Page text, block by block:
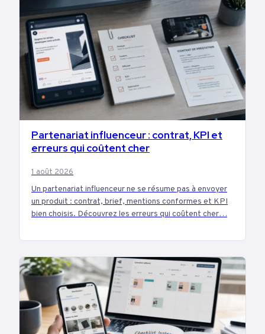
MARKETING
Partenariat influenceur : contrat, KPI et
erreurs qui coûtent cher
1 août 2026
Un partenariat influenceur ne se résume pas à envoyer
un produit : contrat, brief, mentions conformes et KPI
bien choisis. Découvrez les erreurs qui coûtent cher…